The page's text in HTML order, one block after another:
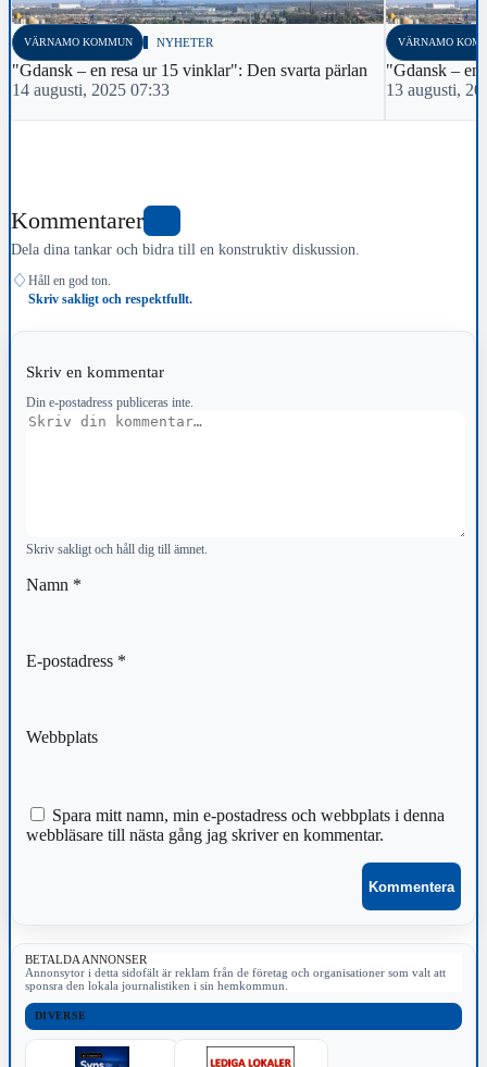
VÄRNAMO KOMMUN NYHETER
"Gdansk – en resa ur 15 vinklar": Den svarta pärlan
14 augusti, 2025 07:33
VÄRNAMO
"Gdansk – en
13 augusti,
Kommentarer
Dela dina tankar och bidra till en konstruktiv diskussion.
♢ Håll en god ton.
Skriv sakligt och respektfullt.
Skriv en kommentar
Din e-postadress publiceras inte.
Kommentar
Skriv sakligt och håll dig till ämnet.
Namn *
E-postadress *
Webbplats
Spara mitt namn, min e-postadress och webbplats i denna
webbläsare till nästa gång jag skriver en kommentar.
BETALDA ANNONSER
Annonsytor i detta sidofält är reklam från de företag och organisationer som valt att
sponsra den lokala journalistiken i sin hemkommun.
DIVERSE